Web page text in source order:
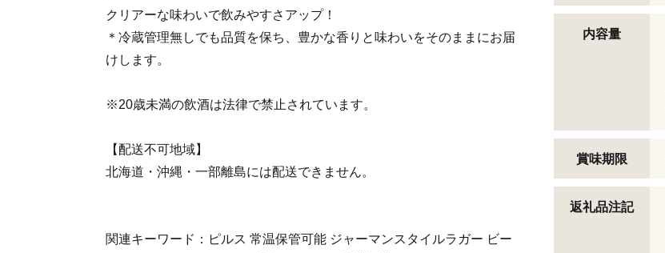
クリアーな味わいで飲みやすさアップ！
＊冷蔵管理無しでも品質を保ち、豊かな香りと味わいをそのままにお届
けします。
※20歳未満の飲酒は法律で禁止されています。
【配送不可地域】
北海道・沖縄・一部離島には配送できません。
関連キーワード：ピルス 常温保管可能 ジャーマンスタイルラガー ビー
内容量
賞味期限
返礼品注記